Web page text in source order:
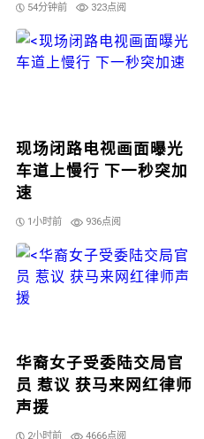
54分钟前 323点阅
现场闭路电视画面曝光
车道上慢行 下一秒突加
速
1小时前 936点阅
华裔女子受委陆交局官
员 惹议 获马来网红律师
声援
2小时前 4666点阅